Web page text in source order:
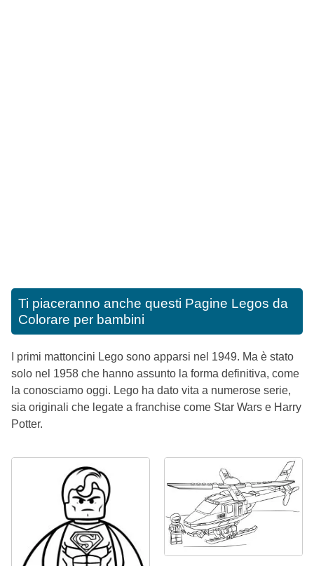
Ti piaceranno anche questi Pagine Legos da
Colorare per bambini
I primi mattoncini Lego sono apparsi nel 1949. Ma è stato
solo nel 1958 che hanno assunto la forma definitiva, come
la conosciamo oggi. Lego ha dato vita a numerose serie,
sia originali che legate a franchise come Star Wars e Harry
Potter.